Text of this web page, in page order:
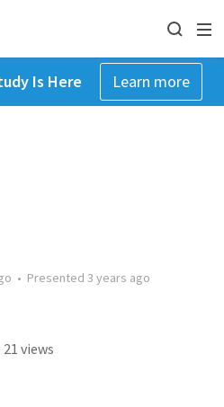
Is Here Learn more
• Presented 3 years ago
21 views